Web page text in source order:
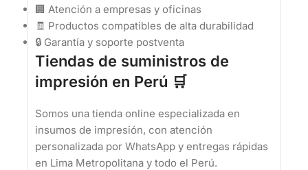
🏢 Atención a empresas y oficinas
🧾 Productos compatibles de alta durabilidad
🔒 Garantía y soporte postventa
Tiendas de suministros de
impresión en Perú 🛒
Somos una tienda online especializada en
insumos de impresión, con atención
personalizada por WhatsApp y entregas rápidas
en Lima Metropolitana y todo el Perú.